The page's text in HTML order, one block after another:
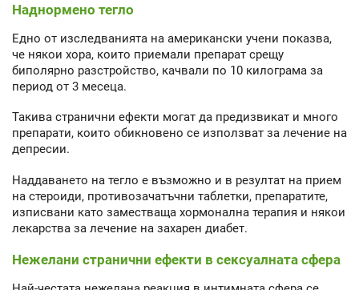
Наднормено тегло
Едно от изследванията на американски учени показва,
че някои хора, които приемали препарат срещу
биполярно разстройство, качвали по 10 килограма за
период от 3 месеца.
Такива странични ефекти могат да предизвикат и много
препарати, които обикновено се използват за лечение на
депресии.
Наддаването на тегло е възможно и в резултат на прием
на стероиди, противозачатъчни таблетки, препаратите,
изписвани като заместваща хормонална терапия и някои
лекарства за лечение на захарен диабет.
Нежелани странични ефекти в сексуалната сфера